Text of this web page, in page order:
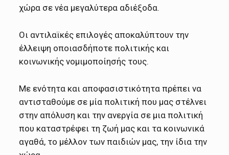
χώρα σε νέα μεγαλύτερα αδιέξοδα.
Οι αντιλαϊκές επιλογές αποκαλύπτουν την
έλλειψη οποιασδήποτε πολιτικής και
κοινωνικής νομιμοποίησής τους.
Με ενότητα και αποφασιστικότητα πρέπει να
αντισταθούμε σε μία πολιτική που μας στέλνει
στην απόλυση και την ανεργία σε μια πολιτική
που καταστρέφει τη ζωή μας και τα κοινωνικά
αγαθά, το μέλλον των παιδιών μας, την ίδια την